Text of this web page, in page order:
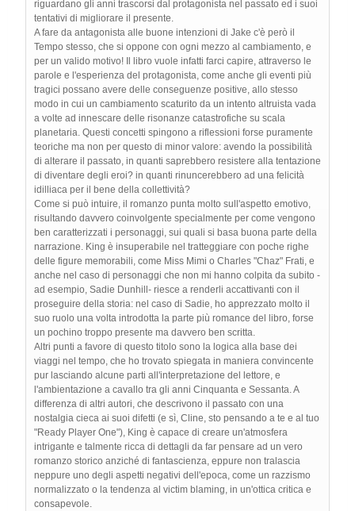
riguardano gli anni trascorsi dal protagonista nel passato ed i suoi
tentativi di migliorare il presente.
A fare da antagonista alle buone intenzioni di Jake c'è però il
Tempo stesso, che si oppone con ogni mezzo al cambiamento, e
per un valido motivo! Il libro vuole infatti farci capire, attraverso le
parole e l'esperienza del protagonista, come anche gli eventi più
tragici possano avere delle conseguenze positive, allo stesso
modo in cui un cambiamento scaturito da un intento altruista vada
a volte ad innescare delle risonanze catastrofiche su scala
planetaria. Questi concetti spingono a riflessioni forse puramente
teoriche ma non per questo di minor valore: avendo la possibilità
di alterare il passato, in quanti saprebbero resistere alla tentazione
di diventare degli eroi? in quanti rinuncerebbero ad una felicità
idilliaca per il bene della collettività?
Come si può intuire, il romanzo punta molto sull'aspetto emotivo,
risultando davvero coinvolgente specialmente per come vengono
ben caratterizzati i personaggi, sui quali si basa buona parte della
narrazione. King è insuperabile nel tratteggiare con poche righe
delle figure memorabili, come Miss Mimi o Charles "Chaz" Frati, e
anche nel caso di personaggi che non mi hanno colpita da subito -
ad esempio, Sadie Dunhill- riesce a renderli accattivanti con il
proseguire della storia: nel caso di Sadie, ho apprezzato molto il
suo ruolo una volta introdotta la parte più romance del libro, forse
un pochino troppo presente ma davvero ben scritta.
Altri punti a favore di questo titolo sono la logica alla base dei
viaggi nel tempo, che ho trovato spiegata in maniera convincente
pur lasciando alcune parti all'interpretazione del lettore, e
l'ambientazione a cavallo tra gli anni Cinquanta e Sessanta. A
differenza di altri autori, che descrivono il passato con una
nostalgia cieca ai suoi difetti (e sì, Cline, sto pensando a te e al tuo
"Ready Player One"), King è capace di creare un'atmosfera
intrigante e talmente ricca di dettagli da far pensare ad un vero
romanzo storico anziché di fantascienza, eppure non tralascia
neppure uno degli aspetti negativi dell'epoca, come un razzismo
normalizzato o la tendenza al victim blaming, in un'ottica critica e
consapevole.